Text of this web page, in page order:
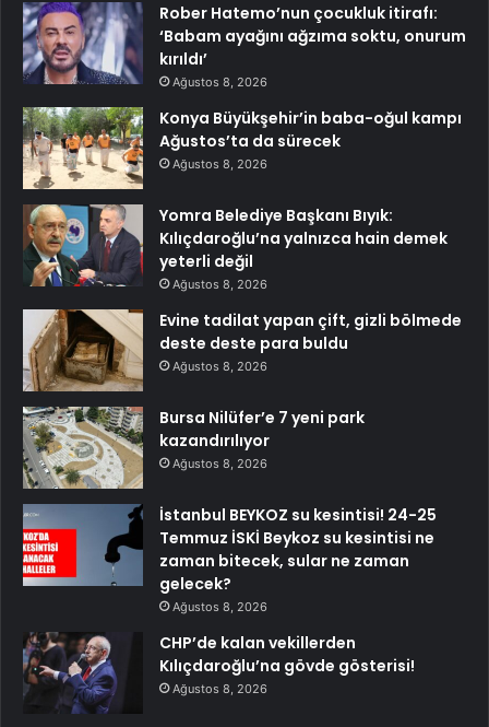
Rober Hatemo’nun çocukluk itirafı:
‘Babam ayağını ağzıma soktu, onurum
kırıldı’
Ağustos 8, 2026
Konya Büyükşehir’in baba-oğul kampı
Ağustos’ta da sürecek
Ağustos 8, 2026
Yomra Belediye Başkanı Bıyık:
Kılıçdaroğlu’na yalnızca hain demek
yeterli değil
Ağustos 8, 2026
Evine tadilat yapan çift, gizli bölmede
deste deste para buldu
Ağustos 8, 2026
Bursa Nilüfer’e 7 yeni park
kazandırılıyor
Ağustos 8, 2026
İstanbul BEYKOZ su kesintisi! 24-25
Temmuz İSKİ Beykoz su kesintisi ne
zaman bitecek, sular ne zaman
gelecek?
Ağustos 8, 2026
CHP’de kalan vekillerden
Kılıçdaroğlu’na gövde gösterisi!
Ağustos 8, 2026